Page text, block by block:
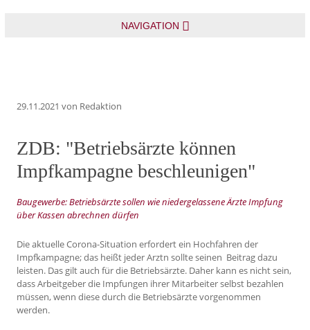
NAVIGATION
29.11.2021 von Redaktion
ZDB: "Betriebsärzte können
Impfkampagne beschleunigen"
Baugewerbe: Betriebsärzte sollen wie niedergelassene Ärzte Impfung
über Kassen abrechnen dürfen
Die aktuelle Corona-Situation erfordert ein Hochfahren der
Impfkampagne; das heißt jeder Arztn sollte seinen Beitrag dazu
leisten. Das gilt auch für die Betriebsärzte. Daher kann es nicht sein,
dass Arbeitgeber die Impfungen ihrer Mitarbeiter selbst bezahlen
müssen, wenn diese durch die Betriebsärzte vorgenommen
werden.